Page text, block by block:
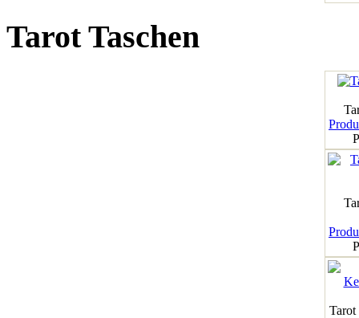
Tarot Taschen
Tarot